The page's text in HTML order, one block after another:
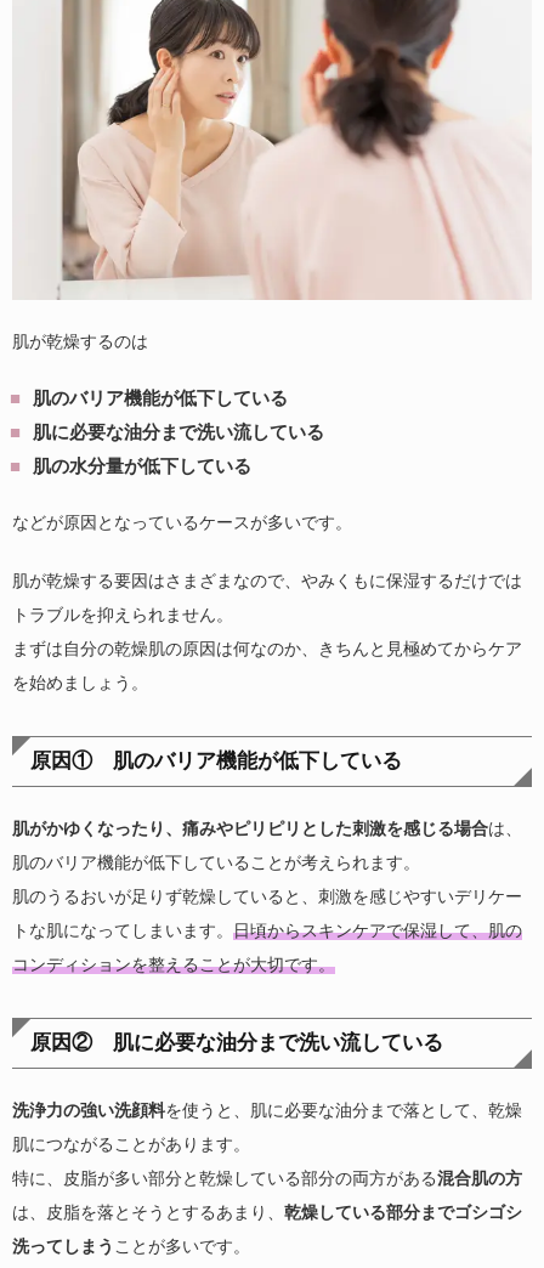
肌が乾燥するのは
肌のバリア機能が低下している
肌に必要な油分まで洗い流している
肌の水分量が低下している
などが原因となっているケースが多いです。
肌が乾燥する要因はさまざまなので、やみくもに保湿するだけでは
トラブルを抑えられません。
まずは自分の乾燥肌の原因は何なのか、きちんと見極めてからケア
を始めましょう。
原因① 肌のバリア機能が低下している
肌がかゆくなったり、痛みやピリピリとした刺激を感じる場合は、
肌のバリア機能が低下していることが考えられます。
肌のうるおいが足りず乾燥していると、刺激を感じやすいデリケー
トな肌になってしまいます。 日頃からスキンケアで保湿して、肌の
コンディションを整えることが大切です。
原因② 肌に必要な油分まで洗い流している
洗浄力の強い洗顔料を使うと、肌に必要な油分まで落として、乾燥
肌につながることがあります。
特に、皮脂が多い部分と乾燥している部分の両方がある混合肌の方
は、皮脂を落とそうとするあまり、 乾燥している部分までゴシゴシ
洗ってしまう ことが多いです。